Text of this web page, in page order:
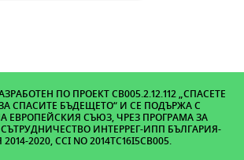
ПО ПРОЕКТ CB005.2.12.112 „СПАСЕТЕ
СПАСИТЕ БЪДЕЩЕТО“ И СЕ ПОДЪРЖА С
ЕВРОПЕЙСКИЯ СЪЮЗ, ЧРЕЗ ПРОГРАМА ЗА
ИНТЕРРЕГ-ИПП БЪЛГАРИЯ-
2020, CCI NO 2014TC16I5CB005.